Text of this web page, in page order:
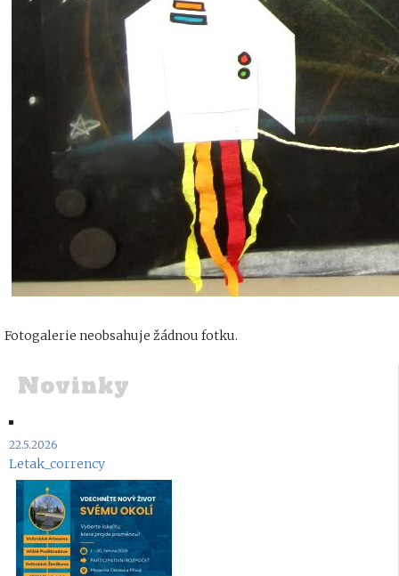
Fotogalerie neobsahuje žádnou fotku.
Novinky
22.5.2026
Letak_corrency